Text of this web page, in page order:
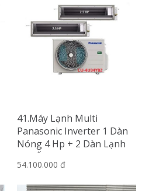
41.Máy Lạnh Multi
Panasonic Inverter 1 Dàn
Nóng 4 Hp + 2 Dàn Lạnh
Nối Ống Gió 2.5 Hp
54.100.000 đ